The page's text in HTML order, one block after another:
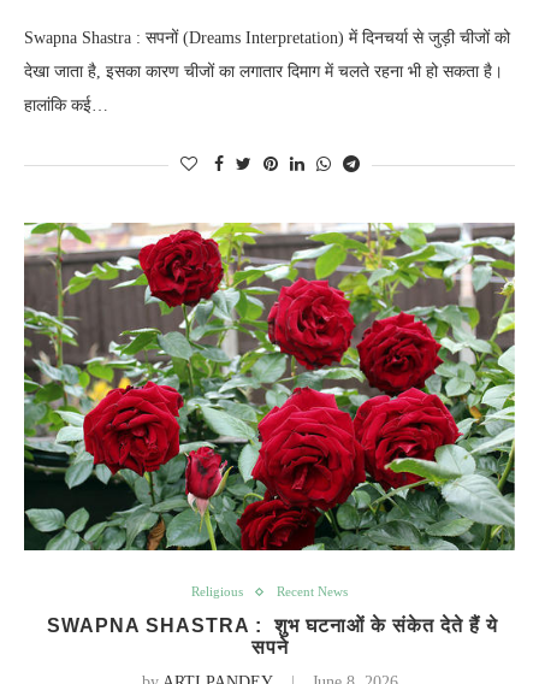
Swapna Shastra : सपनों (Dreams Interpretation) में दिनचर्या से जुड़ी चीजों को
देखा जाता है, इसका कारण चीजों का लगातार दिमाग में चलते रहना भी हो सकता है।
हालांकि कई…
Religious Recent News
SWAPNA SHASTRA : शुभ घटनाओं के संकेत देते हैं ये
सपने